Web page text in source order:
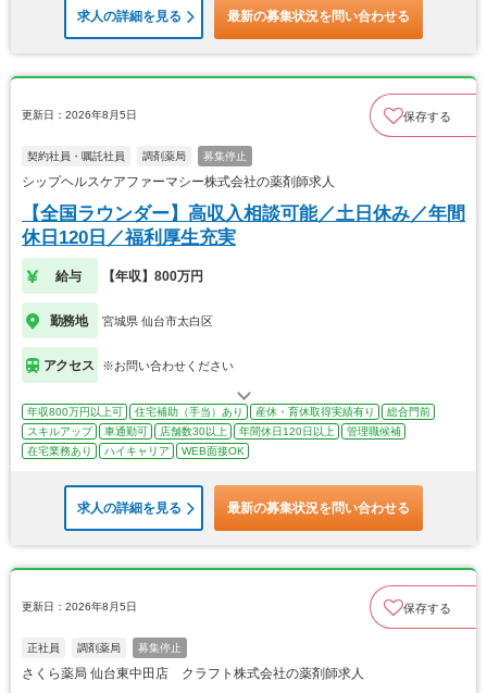
求人の詳細を見る 最新の募集状況を問い合わせる
更新日：2026年8月5日 保存する
契約社員・嘱託社員 調剤薬局 募集停止
シップヘルスケアファーマシー株式会社の薬剤師求人
【全国ラウンダー】高収入相談可能／土日休み／年間
休日120日／福利厚生充実
給与 【年収】800万円
勤務地 宮城県 仙台市太白区
アクセス ※お問い合わせください
年収800万円以上可 住宅補助（手当）あり 産休・育休取得実績有り
総合門前
スキルアップ
車通勤可 店舗数30以上 年間休日120日以上
管理職候補
在宅業務あり
ハイキャリア WEB面接OK
求人の詳細を見る 最新の募集状況を問い合わせる
更新日：2026年8月5日 保存する
正社員 調剤薬局 募集停止
さくら薬局 仙台東中田店 クラフト株式会社の薬剤師求人